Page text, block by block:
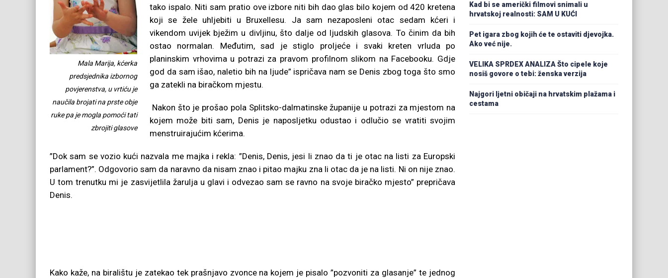
Mala Marija, kćerka
predsjednika izbornog
povjerenstva, u vrtiću je
naučila brojati na prste obje
ruke pa je mogla pomoći tati
zbrojiti glasove
tako ispalo. Niti sam pratio ove izbore niti bih dao glas bilo kojem od 420 kretena
koji se žele uhljebiti u Bruxellesu. Ja sam nezaposleni otac sedam kćeri i
vikendom uvijek bježim u divljinu, što dalje od ljudskih glasova. To činim da bih
ostao normalan. Međutim, sad je stiglo proljeće i svaki kreten vrluda po
planinskim vrhovima u potrazi za pravom profilnom slikom na Facebooku. Gdje
god da sam išao, naletio bih na ljude” ispričava nam se Denis zbog toga što smo
ga zatekli na biračkom mjestu.
Nakon što je prošao pola Splitsko-dalmatinske županije u potrazi za mjestom na
kojem može biti sam, Denis je naposljetku odustao i odlučio se vratiti svojim
menstruirajućim kćerima.
”Dok sam se vozio kući nazvala me majka i rekla: ”Denis, Denis, jesi li znao da ti je otac na listi za Europski
parlament?”. Odgovorio sam da naravno da nisam znao i pitao majku zna li otac da je na listi. Ni on nije znao.
U tom trenutku mi je zasvijetlila žarulja u glavi i odvezao sam se ravno na svoje biračko mjesto” prepričava
Denis.
Kako kaže, na biralištu je zatekao tek prašnjavo zvonce na kojem je pisalo ”pozvoniti za glasanje” te jednog
Kad bi se američki filmovi snimali u
hrvatskoj realnosti: SAM U KUĆI
Pet igara zbog kojih će te ostaviti djevojka.
Ako već nije.
VELIKA SPRDEX ANALIZA Što cipele koje
nosiš govore o tebi: ženska verzija
Najgori ljetni običaji na hrvatskim plažama i
cestama